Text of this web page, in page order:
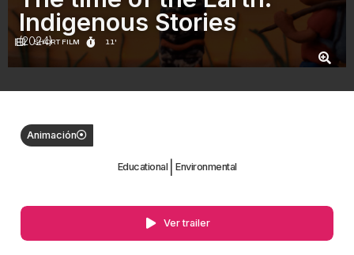
SHORT FILM 11'
Indigenous Stories
(2024)
Animación
Educational Environmental
Ver trailer